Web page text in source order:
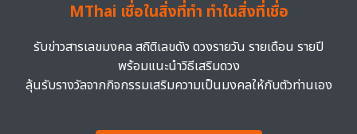
MThai เชื่อในสิ่งที่ทำ ทำในสิ่งที่เชื่อ
รับข่าวสารเลขมงคล สถิติเลขดัง ดวงรายวัน รายเดือน รายปี
พร้อมแนะนำวิธีเสริมดวง
ลุ้นรับรางวัลจากกิจกรรมเสริมความเป็นมงคลให้กับตัวท่านเอง